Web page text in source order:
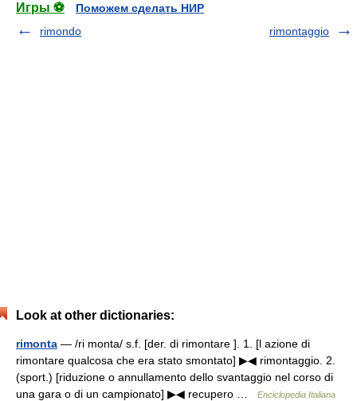
Игры ⚽
Поможем сделать НИР
rimondo
rimontaggio
Look at other dictionaries:
rimonta — /ri monta/ s.f. [der. di rimontare ]. 1. [l azione di
rimontare qualcosa che era stato smontato] ▶◀ rimontaggio. 2.
(sport.) [riduzione o annullamento dello svantaggio nel corso di
una gara o di un campionato] ▶◀ recupero …
Enciclopedia Italiana